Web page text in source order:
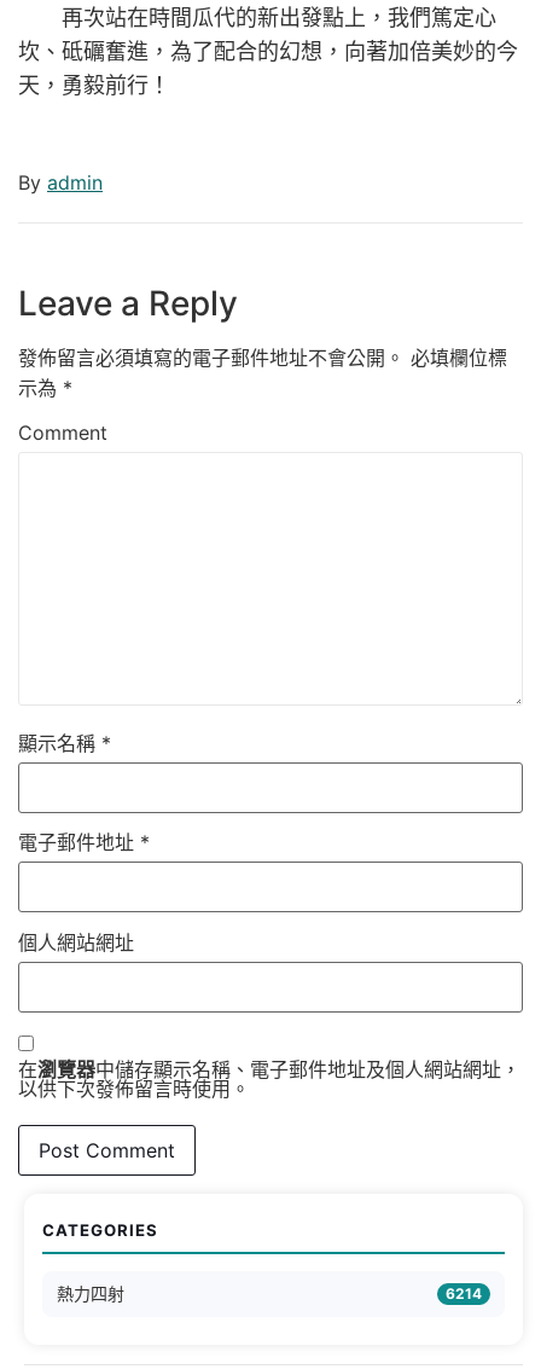
再次站在時間瓜代的新出發點上，我們篤定心
坎、砥礪奮進，為了配合的幻想，向著加倍美妙的今
天，勇毅前行！
By admin
Leave a Reply
發佈留言必須填寫的電子郵件地址不會公開。 必填欄位標
示為 *
Comment
顯示名稱 *
電子郵件地址 *
個人網站網址
在瀏覽器中儲存顯示名稱、電子郵件地址及個人網站網址，
以供下次發佈留言時使用。
CATEGORIES
熱力四射 6214